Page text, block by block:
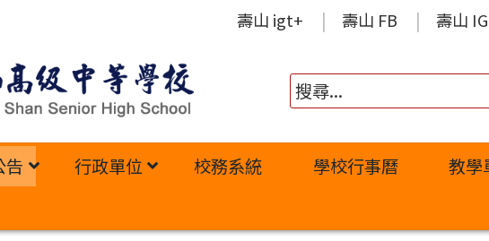
壽山 igt+ 壽山 FB 壽山 IG
告 行政單位 校務系統 學校行事曆 教學